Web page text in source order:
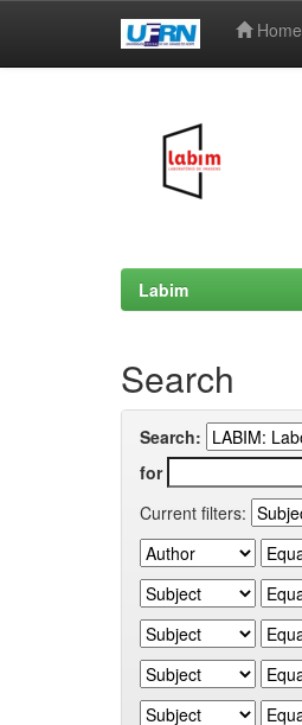
Home
Labim
Search
Search:
for
Current filters: